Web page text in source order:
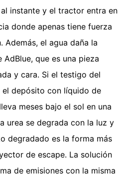
instante y el tractor entra en
donde apenas tiene fuerza
Además, el agua daña la
que es una pieza
y cara. Si el testigo del
el depósito con líquido de
meses bajo el sol en una
urea se degrada con la luz y
degradado es la forma más
de escape. La solución
de emisiones con la misma